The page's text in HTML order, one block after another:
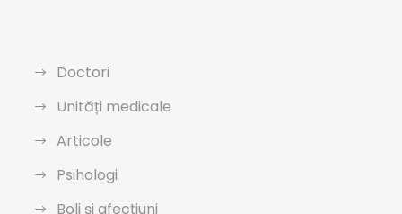
Doctori
Unități medicale
Articole
Psihologi
Boli și afecțiuni